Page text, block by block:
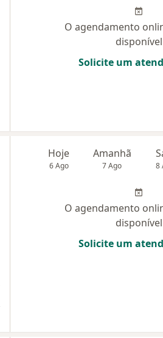
O agendamento
disponível
Solicite um
Hoje
6 Ago
Amanhã
7 Ago 8
O agendamento
disponível
Solicite um